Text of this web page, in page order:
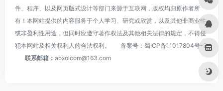
件、程序、以及网页版式设计等部门来源于互联网，版权均归原作者所
有！本网站提供的内容服务于个人学习、研究或欣赏，以及其他非商业性
或非盈利性用途，但同时应遵守著作权法及其他相关法律的规定，不得侵
犯本网站及相关权利人的合法权利。
备案号： 蜀ICP备11017804号-3
联系邮箱： aoxolcom@163.com